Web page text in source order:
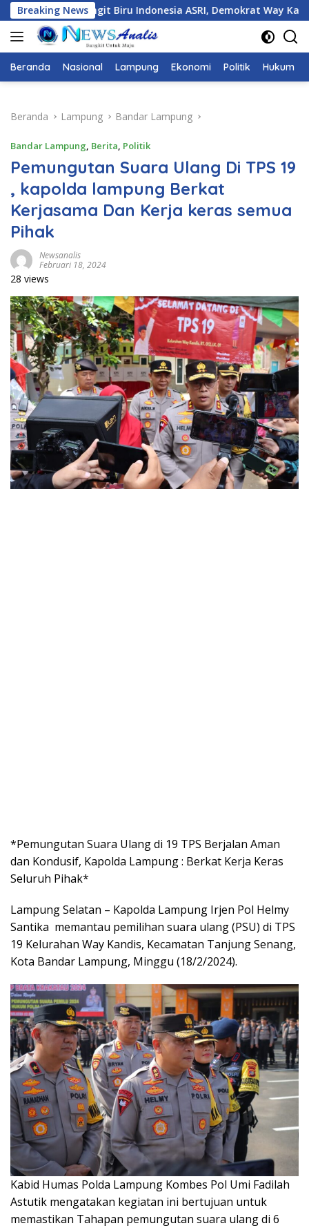
Langsung
ke
konten
Breaking News
Biru Indonesia ASRI, Demokrat Way Kanan Gelar Bakti
Beranda Nasional Lampung Ekonomi Politik Hukum
Beranda Lampung Bandar Lampung
Bandar Lampung, Berita, Politik
Pemungutan Suara Ulang Di TPS 19
, kapolda lampung Berkat
Kerjasama Dan Kerja keras semua
Pihak
Newsanalis
Februari 18, 2024
28 views
*Pemungutan Suara Ulang di 19 TPS Berjalan Aman
dan Kondusif, Kapolda Lampung : Berkat Kerja Keras
Seluruh Pihak*
Lampung Selatan – Kapolda Lampung Irjen Pol Helmy
Santika memantau pemilihan suara ulang (PSU) di TPS
19 Kelurahan Way Kandis, Kecamatan Tanjung Senang,
Kota Bandar Lampung, Minggu (18/2/2024).
Kabid Humas Polda Lampung Kombes Pol Umi Fadilah
Astutik mengatakan kegiatan ini bertujuan untuk
memastikan Tahapan pemungutan suara ulang di 6